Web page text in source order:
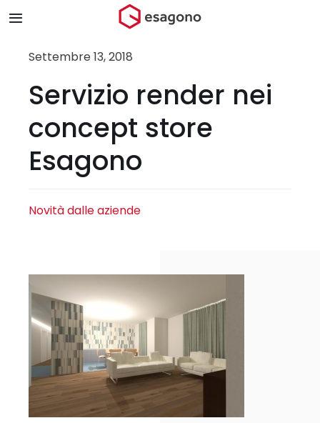
contenuto
Toggle
Navigation
Chi siamo
Contatti
Settembre 13, 2018
Servizio render nei
concept store
Esagono
Novità dalle aziende